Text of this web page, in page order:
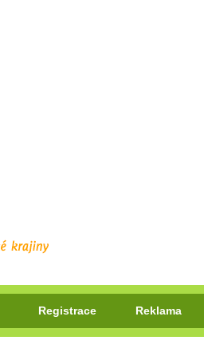
Registrace Reklama